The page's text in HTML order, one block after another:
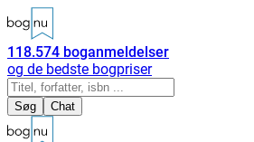
118.574 boganmeldelser
og de bedste bogpriser
Søg Chat